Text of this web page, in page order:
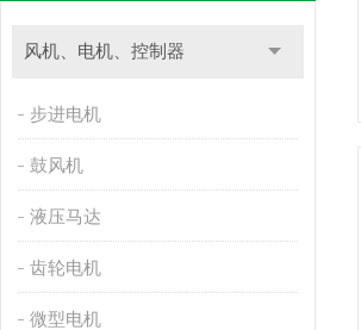
风机、电机、控制器
步进电机
鼓风机
液压马达
齿轮电机
微型电机